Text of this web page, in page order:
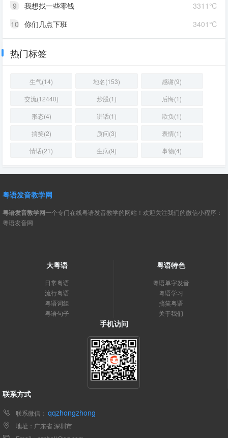
3311℃
9
我想找一些零钱
3401℃
10 你们几点下班
热门标签
生气(14) 地名(153)
感谢(9)
交流(12440)
炒股(1)
后悔(1)
形态(4)
讲话(1)
欺负(1)
搞笑(2)
质问(3)
表情(1)
情话(21)
生病(9) 事物(4)
粤语发音教学网
粤语发音教学网一个专门在线粤语发音教学的网站！欢迎关注我们的微信小程序：
粤语发音网
大粤语
日常粤语
流行粤语
粤语词组
粤语句子
粤语特色
粤语单字发音
粤语学习
搞笑粤语
关于我们
手机访问
联系方式
联系微信： qqzhongzhong
地址：广东省.深圳市